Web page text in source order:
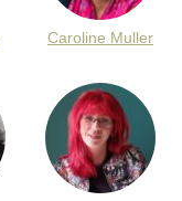
Caroline Muller